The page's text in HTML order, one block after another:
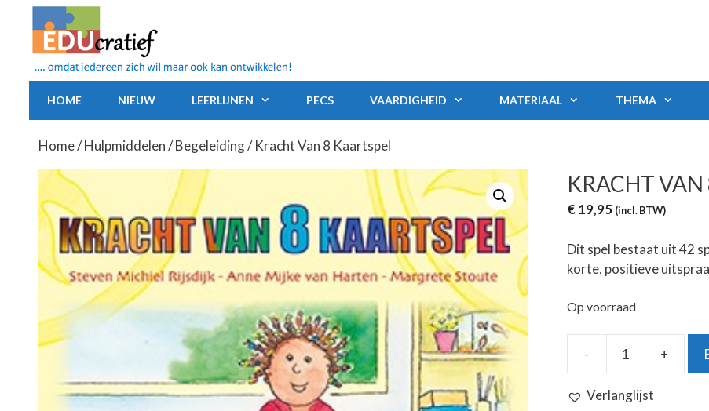
inhoud
HOME NIEUW LEERLIJNEN PECS VAARDIGHEID MATERIAAL THEMA
Home/Hulpmiddelen/Begeleiding/ Kracht Van 8 Kaartspel
KRACHT
€19,95 (incl. BTW)
Dit spel bestaat uit 42
korte, positieve
Op voorraad
-
8
+
Verlanglijst